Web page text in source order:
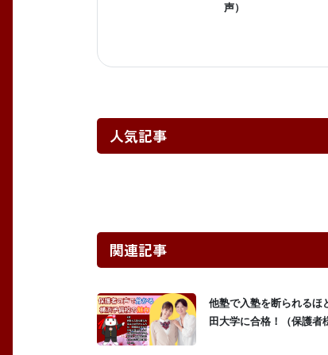
声）
人気記事
関連記事
他塾で入塾を断られるほ
田大学に合格！（保護者